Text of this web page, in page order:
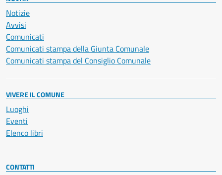
Notizie
Avvisi
Comunicati
Comunicati stampa della Giunta Comunale
Comunicati stampa del Consiglio Comunale
VIVERE IL COMUNE
Luoghi
Eventi
Elenco libri
CONTATTI